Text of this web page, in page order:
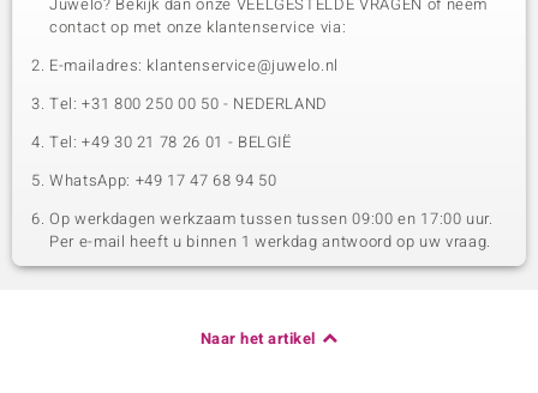
contact op met onze klantenservice via:
E-mailadres: klantenservice@juwelo.nl
Tel: +31 800 250 00 50 - NEDERLAND
Tel: +49 30 21 78 26 01 - BELGIË
WhatsApp: +49 17 47 68 94 50
Op werkdagen werkzaam tussen tussen 09:00 en 17:00 uur.
Per e-mail heeft u binnen 1 werkdag antwoord op uw vraag.
Naar het artikel